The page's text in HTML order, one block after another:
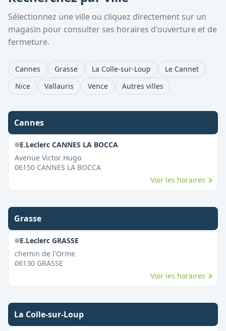
Sélectionnez une ville ou cliquez directement sur un
magasin pour consulter ses horaires d'ouverture et de
fermeture.
Cannes Grasse La Colle-sur-Loup
Le Cannet
Nice
Vallauris Vence Autres villes
Cannes
E.Leclerc CANNES LA BOCCA
Avenue Victor Hugo
06150 CANNES LA BOCCA
Voir les horaires
Grasse
E.Leclerc GRASSE
chemin de l'Orme
06130 GRASSE
Voir les horaires
La Colle-sur-Loup